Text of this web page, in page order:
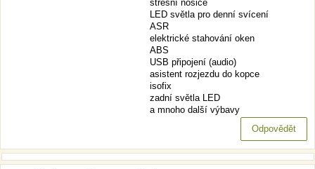
střešní nosiče
LED světla pro denní svícení
ASR
elektrické stahování oken
ABS
USB připojení (audio)
asistent rozjezdu do kopce
isofix
zadní světla LED
a mnoho další výbavy
Odpovědět